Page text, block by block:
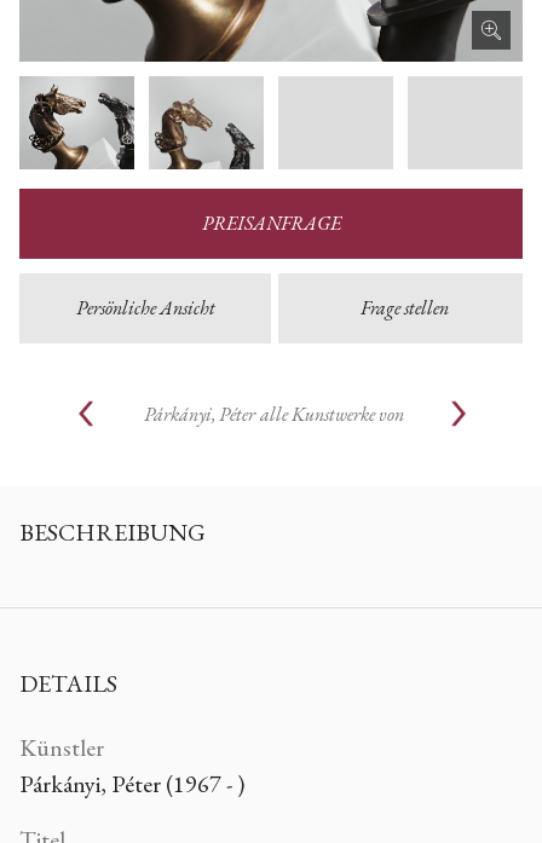
PREISANFRAGE
Persönliche Ansicht Frage stellen
Párkányi, Péter alle Kunstwerke von
BESCHREIBUNG
DETAILS
Künstler
Párkányi, Péter (1967 - )